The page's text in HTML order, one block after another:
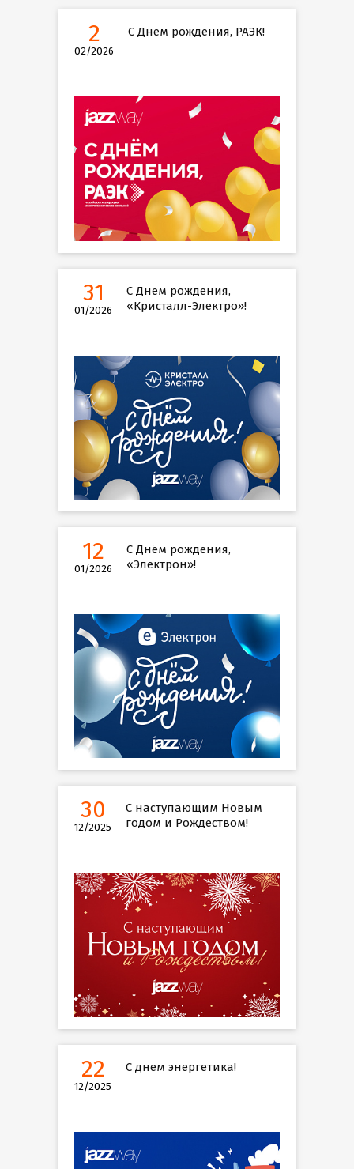
2
02/2026
С Днем рождения, РАЭК!
31
01/2026
С Днем рождения,
«Кристалл-Электро»!
12
01/2026
С Днём рождения,
«Электрон»!
30
12/2025
С наступающим Новым
годом и Рождеством!
22
12/2025
С днем энергетика!